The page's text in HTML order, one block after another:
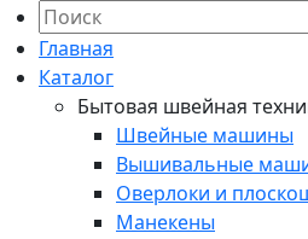
Главная
Каталог
Бытовая швейная
Швейные машины
Вышивальные
Оверлоки и
Манекены